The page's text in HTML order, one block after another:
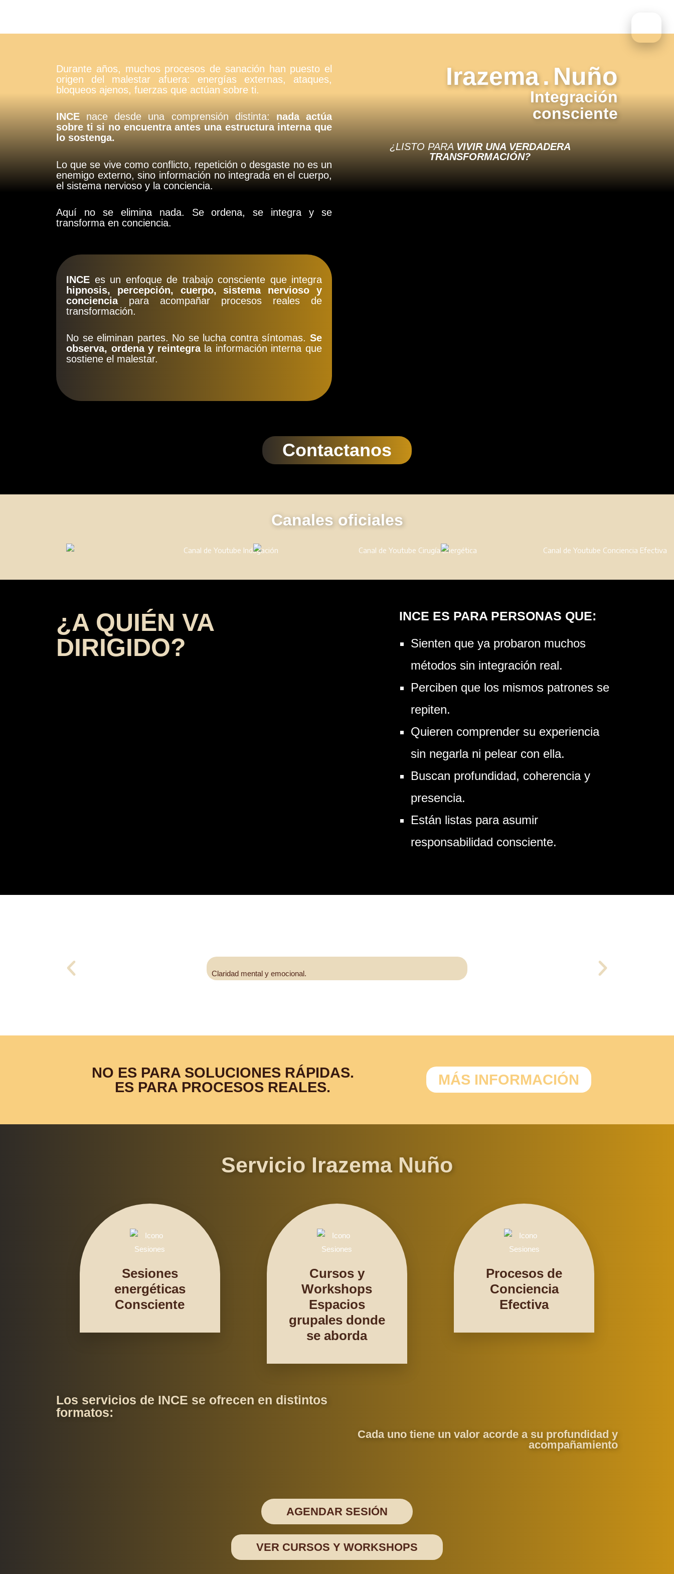
Durante años, muchos procesos de sanación han puesto el
origen del malestar afuera: energías externas, ataques,
bloqueos ajenos, fuerzas que actúan sobre ti.
INCE nace desde una comprensión distinta: nada actúa
sobre ti si no encuentra antes una estructura interna que
lo sostenga.
Lo que se vive como conflicto, repetición o desgaste no es un
enemigo externo, sino información no integrada en el cuerpo,
el sistema nervioso y la conciencia.
Aquí no se elimina nada. Se ordena, se integra y se
transforma en conciencia.
INCE es un enfoque de trabajo consciente que integra
hipnosis, percepción, cuerpo, sistema nervioso y
concienciapara acompañar procesos reales de
transformación.
No se eliminan partes. No se lucha contra síntomas. Se
observa, ordena y reintegrala información interna que
sostiene el malestar.
Irazema . Nuño
Integración
consciente
¿LISTO PARA VIVIR UNA VERDADERA
TRANSFORMACIÓN?
Contactanos
Canales oficiales
¿A QUIÉN VA
DIRIGIDO?
INCE ES PARA PERSONAS QUE:
Sienten que ya probaron muchos
métodos sin integración real.
Perciben que los mismos patrones se
repiten.
Quieren comprender su experiencia
sin negarla ni pelear con ella.
Buscan profundidad, coherencia y
presencia.
Están listas para asumir
responsabilidad consciente.
Claridad mental y emocional. Disminución de la reactividad y el desgaste.
NO ES PARA SOLUCIONES RÁPIDAS.
ES PARA PROCESOS REALES.
MÁS INFORMACIÓN
Servicio Irazema Nuño
Sesiones
energéticas
Consciente
Cursos y
Workshops
Espacios
grupales donde
se aborda
Procesos de
Conciencia
Efectiva
Los servicios de INCE se ofrecen en distintos
formatos:
Cada uno tiene un valor acorde a su profundidad y
acompañamiento
AGENDAR SESIÓN
VER CURSOS Y WORKSHOPS